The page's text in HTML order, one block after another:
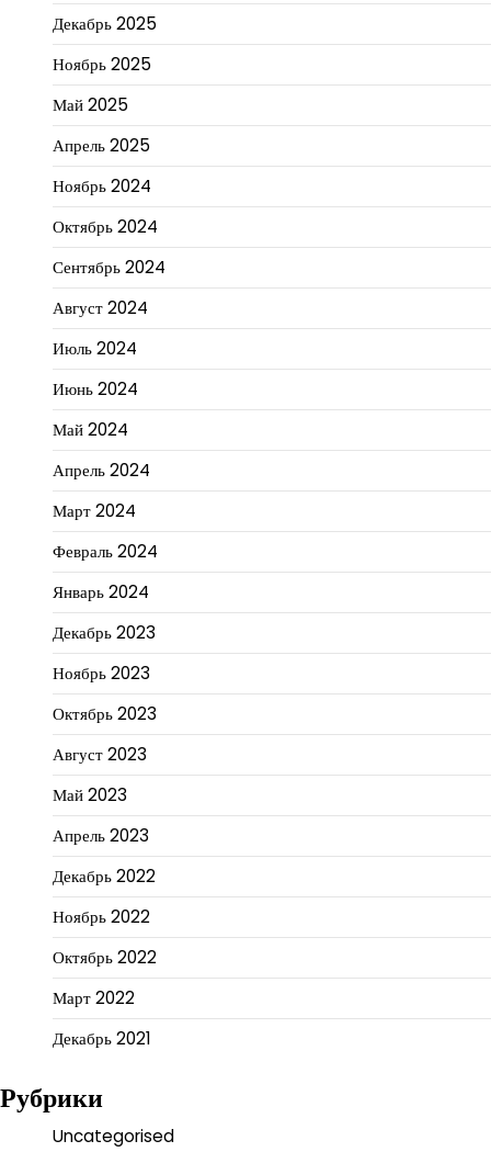
Декабрь 2025
Ноябрь 2025
Май 2025
Апрель 2025
Ноябрь 2024
Октябрь 2024
Сентябрь 2024
Август 2024
Июль 2024
Июнь 2024
Май 2024
Апрель 2024
Март 2024
Февраль 2024
Январь 2024
Декабрь 2023
Ноябрь 2023
Октябрь 2023
Август 2023
Май 2023
Апрель 2023
Декабрь 2022
Ноябрь 2022
Октябрь 2022
Март 2022
Декабрь 2021
Рубрики
Uncategorised